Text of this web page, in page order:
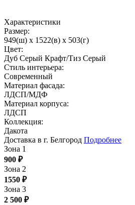
Характеристики
Размер:
949(ш) x 1522(в) x 503(г)
Цвет:
Дуб Серый Крафт/Тиз Серый
Стиль интерьера:
Современный
Материал фасада:
ЛДСП/МДФ
Материал корпуса:
ЛДСП
Коллекция:
Дакота
Доставка в г. Белгород Подробнее
Зона 1
900 ₽
Зона 2
1550 ₽
Зона 3
2 500 ₽